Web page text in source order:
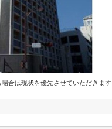
合は現状を優先させていただきます